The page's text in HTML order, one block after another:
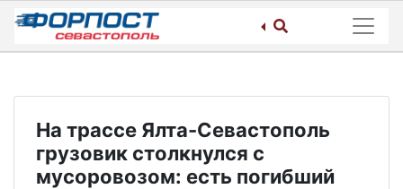
Skip
content
На трассе Ялта-Севастополь
грузовик столкнулся с
мусоровозом: есть погибший